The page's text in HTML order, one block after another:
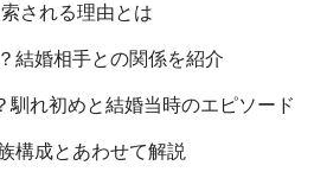
される理由とは
結婚相手との関係を紹介
馴れ初めと結婚当時のエピソード
構成とあわせて解説